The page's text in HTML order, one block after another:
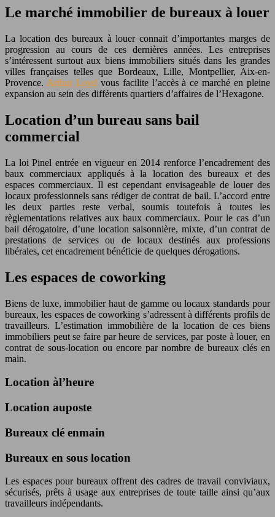
Le marché immobilier de bureaux à louer
La location des bureaux à louer connait d’importantes marges de
progression au cours de ces dernières années. Les entreprises
s’intéressent surtout aux biens immobiliers situés dans les grandes
villes françaises telles que Bordeaux, Lille, Montpellier, Aix-en-
Provence. Arthur Loyd vous facilite l’accès à ce marché en pleine
expansion au sein des différents quartiers d’affaires de l’Hexagone.
Location d’un bureau sans bail
commercial
La loi Pinel entrée en vigueur en 2014 renforce l’encadrement des
baux commerciaux appliqués à la location des bureaux et des
espaces commerciaux. Il est cependant envisageable de louer des
locaux professionnels sans rédiger de contrat de bail. L’accord entre
les deux parties reste verbal, soumis toutefois à toutes les
règlementations relatives aux baux commerciaux. Pour le cas d’un
bail dérogatoire, d’une location saisonnière, mixte, d’un contrat de
prestations de services ou de locaux destinés aux professions
libérales, cet encadrement bénéficie de quelques dérogations.
Les espaces de coworking
Biens de luxe, immobilier haut de gamme ou locaux standards pour
bureaux, les espaces de coworking s’adressent à différents profils de
travailleurs. L’estimation immobilière de la location de ces biens
immobiliers peut se faire par heure de services, par poste à louer, en
contrat de sous-location ou encore par nombre de bureaux clés en
main.
Location àl’heure
Location auposte
Bureaux clé enmain
Bureaux en sous location
Les espaces pour bureaux offrent des cadres de travail conviviaux,
sécurisés, prêts à usage aux entreprises de toute taille ainsi qu’aux
travailleurs indépendants.